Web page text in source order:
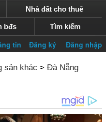
Nhà đất cho thuê
bđs Tìm kiếm
sản khác > Đà Nẵng